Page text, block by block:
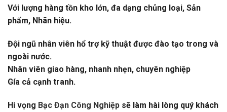
Với lượng hàng tồn kho lớn, đa dạng chủng loại, Sản
phẩm, Nhãn hiệu.
Đội ngũ nhân viên hổ trợ kỹ thuật được đào tạo trong và
ngoài nước.
Nhân viên giao hàng, nhanh nhẹn, chuyên nghiệp
Gía cả cạnh tranh.
Hi vọng Bạc Đạn Công Nghiệp sẽ làm hài lòng quý khách